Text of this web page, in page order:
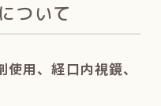
ついて
用、経口内視鏡、